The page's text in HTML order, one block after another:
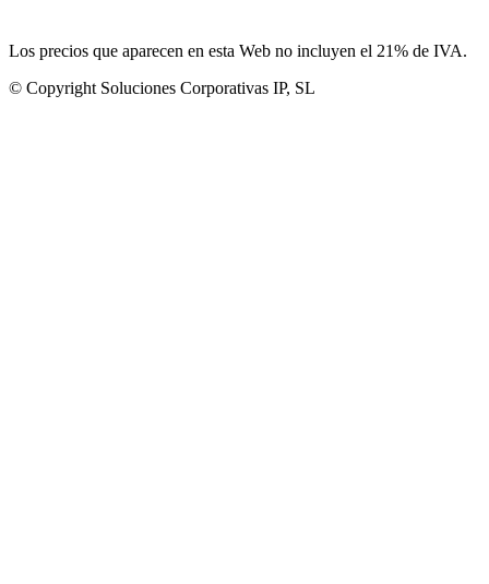
Los precios que aparecen en esta Web no incluyen el 21% de IVA.
© Copyright Soluciones Corporativas IP, SL